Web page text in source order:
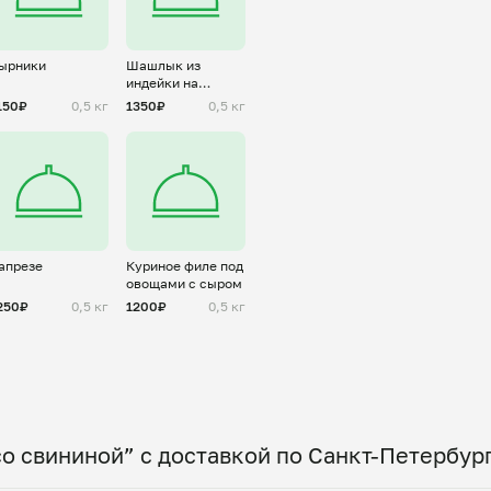
0,5 кг
Шашлык из
индейки на
шпажках
1350₽ 0,5 кг
0,5 кг
Куриное филе под
овощами с сыром
1200₽
0,5 кг
свининой” с доставкой по Санкт-